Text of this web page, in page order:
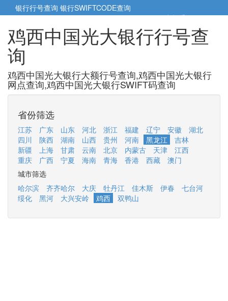
银行行号查询 银行SWIFTCODE查询
5cm小帮手5cm.cn
鸡西中国光大银行行号查
询
鸡西中国光大银行大额行号查询,鸡西中国光大银行
网点查询,鸡西中国光大银行SWIFT码查询
省份筛选
江苏 广东 山东 河北 浙江 福建 辽宁 安徽
湖北
四川
陕西 湖南 山西 贵州 河南 黑龙江
吉林
新疆
上海 甘肃 云南 北京 内蒙古 天津
江西
重庆
广西 宁夏 海南 青海 香港 西藏
澳门
城市筛选
哈尔滨
齐齐哈尔 大庆 牡丹江 佳木斯 伊春
七台河
绥化
黑河 大兴安岭 鸡西 双鸭山